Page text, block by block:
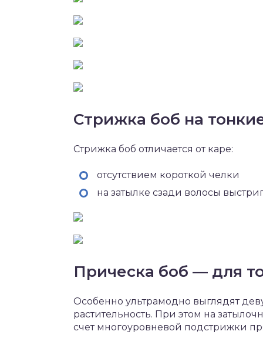
Стрижка боб на
Стрижка боб отличается от каре:
отсутствием короткой челки
на затылке сзади волосы
Прическа боб — для
Особенно ультрамодно выглядят
растительность. При этом на
счет многоуровневой подстрижки